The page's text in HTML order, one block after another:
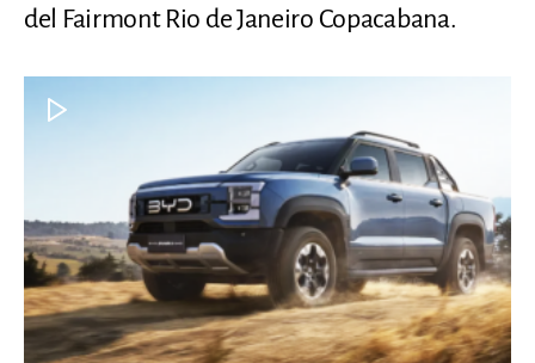
del Fairmont Rio de Janeiro Copacabana.